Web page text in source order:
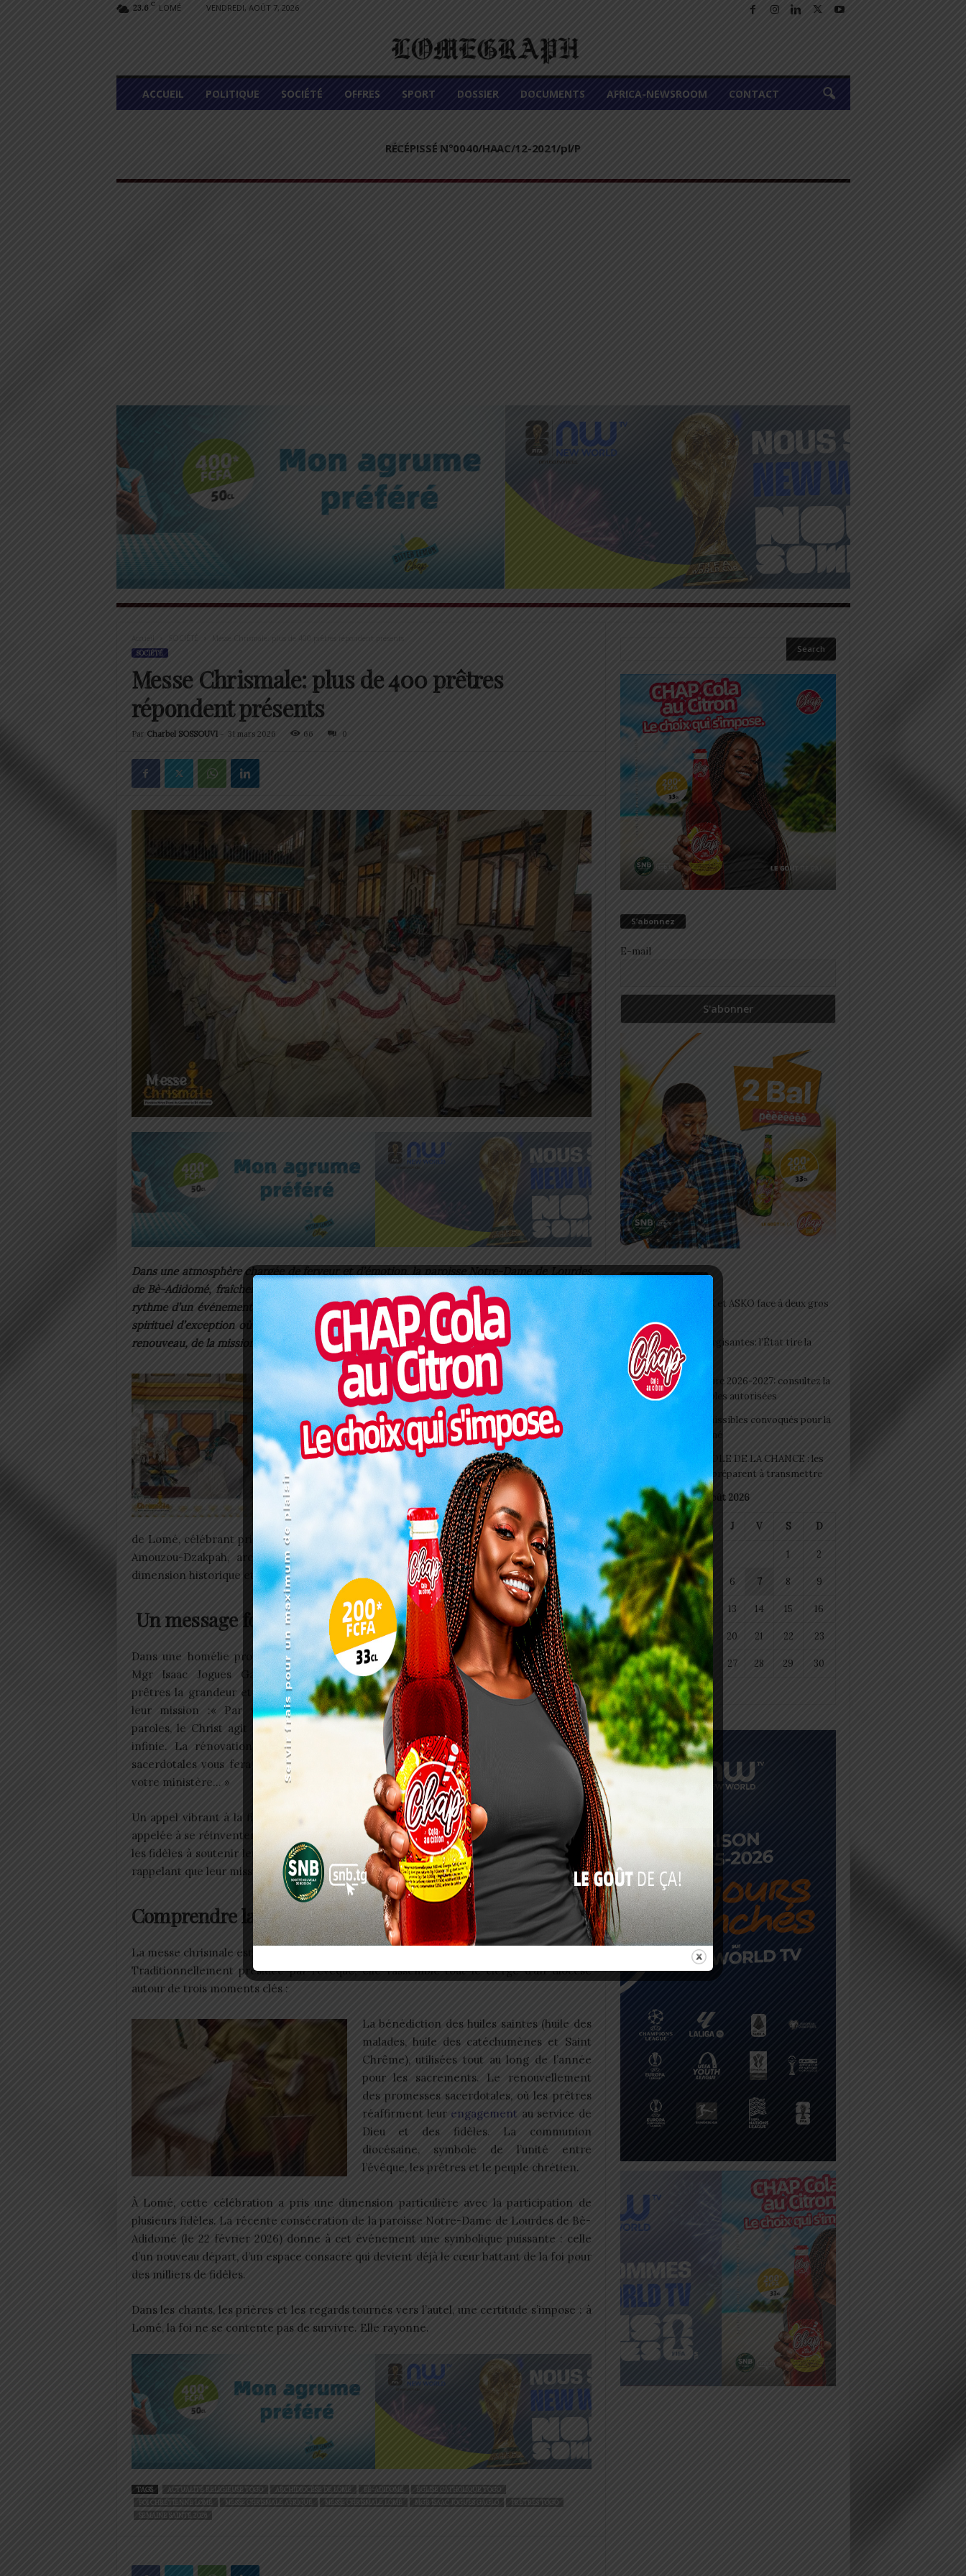
23.6 C LOMÉ VENDREDI, AOÛT 7, 2026
L
M
ACCUEIL POLITIQUE SOCIÉTÉ OFFRES SPORT DOSSIER DOCUMENTS AFRICA-NEWSROOM CONTACT
RÉCÉPISSÉ N°0040/HAAC/12-2021/pl/P
Accueil Messe Chrismale: plus de 400 prêtres répondent présents
SOCIÉTÉ
Messe Chrismale: plus de 400 prêtres
répondent présents
Par Charbel SOSSOUVI- 31 mars 2026 66 0
Dans une atmosphère chargée de ferveur et d’émotion, la paroisse Notre-Dame de Lourdes
de Bè-Adidomé, fraîchement consacrée il y a à peine un mois, a vibré ce 31 mars 2026 au
rythme d’un événement majeur de la vie catholique : la messe chrismale. Un rendez-vous
spirituel d’exception où prêtres et fidèles se sont unis autour d’un message fort : celui du
renouveau, de la mission et de la fidélité au Christ.
Lire aussi: Semaine Sainte : comprendre
facilement chaque jour
La paroisse de Bè-Adidomé s’est
transformée en un véritable sanctuaire à
ciel ouvert. Plus de 400 prêtres
concélébrants ont répondu à l’appel, aux
côtés de Mgr Isaac Jogues Gaglo,
administrateur apostolique de l’archidiocèse
de Lomé, célébrant principal de cette messe solennelle. À ses côtés, Mgr Denis Komivi
Amouzou-Dzakpah, archevêque émérite de Lomé, dont la présence a renforcé la
dimension historique et spirituelle de la célébration.
Un message fort aux prêtres
Dans une homélie profonde et inspirante,
Mgr Isaac Jogues Gaglo a rappelé aux
prêtres la grandeur et la responsabilité de
leur mission :« Par vos mains, par vos
paroles, le Christ agit dans sa miséricorde
infinie. La rénovation de vos promesses
sacerdotales vous fera revenir au cœur de
votre ministère… »
Un appel vibrant à la fidélité, à l’humilité et au service, dans un contexte où l’Église est
appelée à se réinventer face aux défis contemporains. Le prélat n’a pas manqué d’inviter
les fidèles à soutenir leurs prêtres. Il a demandé aux fidèles de prier pour les prêtres en
rappelant que leur mission repose aussi sur la communion avec le peuple de Dieu.
Comprendre la messe chrismale
La messe chrismale est l’une des célébrations les plus importantes de la Semaine Sainte.
Traditionnellement présidée par l’évêque, elle rassemble tout le clergé d’un diocèse
autour de trois moments clés :
La bénédiction des huiles saintes (huile des
malades, huile des catéchumènes et Saint
Chrême), utilisées tout au long de l’année
pour les sacrements. Le renouvellement
des promesses sacerdotales, où les prêtres
réaffirment leur engagement au service de
Dieu et des fidèles. La communion
diocésaine, symbole de l’unité entre
l’évêque, les prêtres et le peuple chrétien.
À Lomé, cette célébration a pris une dimension particulière avec la participation de
plusieurs fidèles. La récente consécration de la paroisse Notre-Dame de Lourdes de Bè-
Adidomé (le 22 février 2026) donne à cet événement une symbolique puissante : celle
d’un nouveau départ, d’un espace consacré qui devient déjà le cœur battant de la foi pour
des milliers de fidèles.
Dans les chants, les prières et les regards tournés vers l’autel, une certitude s’impose : à
Lomé, la foi ne se contente pas de survivre. Elle rayonne.
TAGS ACTUALITÉ RELIGIEUSE TOGO ARCHIDIOCÈSE DE LOMÉ BÈ-ADIDOMÉ
ÉGLISE CATHOLIQUE TOGO
FOI CHRÉTIENNE LOMÉ
MESSE CHRISMALE AFRIQUE MESSE CHRISMALE LOMÉ MGR ISAAC JOGUES GAGLO
PRÊTRES TOGO
SEMAINE SAINTE 2026
S’abonnez
E-mail
Articles récents
Interclubs CAF: ASCK et ASKO face à deux gros
morceaux
Togo/ Boissons énergisantes: l’État tire la
sonnette d’alarme
Togo/ Rentrée scolaire 2026-2027: consultez la
liste officielle des écoles autorisées
ESSAL 2026 : les admissibles convoqués pour la
visite médicale à Lomé
SWEDD+ Togo / ECOLE DE LA CHANCE : les
maitres-artisans se préparent à transmettre
août 2026
L M M J V S D
1 2
3 4 5 6 7 8 9
10 11 12 13 14 15 16
17 18 20 21 22 23
24 25 26 27 28 29 30
31
« Juil